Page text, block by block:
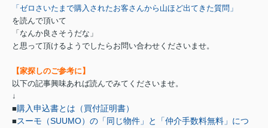
「ゼロさいたまで購入されたお客さんから山ほど出てきた質問」
を読んで頂いて
「なんか良さそうだな」
と思って頂けるようでしたらお問い合わせくださいませ。
【家探しのご参考に】
以下の記事興味あれば読んでみてくださいませ。
↓
■購入申込書とは（買付証明書）
■ スーモ（SUUMO）の「同じ物件」と「仲介手数料無料」につ